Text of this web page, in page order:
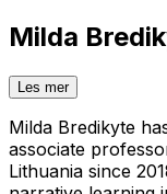
Milda
Les mer
Milda Bredikyte
associate
Lithuania since